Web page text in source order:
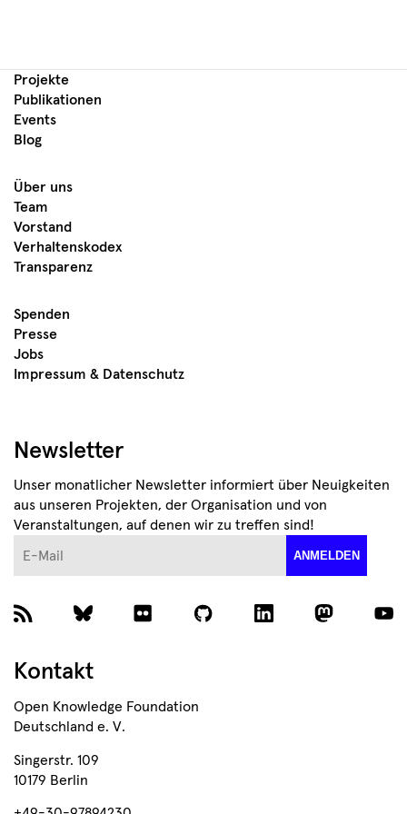
Projekte
Publikationen
Events
Blog
Über uns
Team
Vorstand
Verhaltenskodex
Transparenz
Spenden
Presse
Jobs
Impressum & Datenschutz
Newsletter
Unser monatlicher Newsletter informiert über Neuigkeiten
aus unseren Projekten, der Organisation und von
Veranstaltungen, auf denen wir zu treffen sind!
ANMELDEN
Kontakt
Open Knowledge Foundation
Deutschland e. V.
Singerstr. 109
10179 Berlin